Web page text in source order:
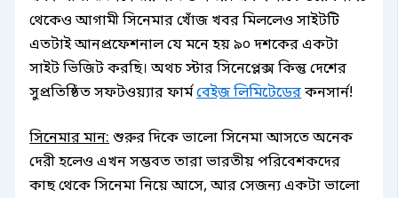
থেকেও আগামী সিনেমার খোঁজ খবর মিললেও সাইটটি
এতটাই আনপ্রফেশনাল যে মনে হয় ৯০ দশকের একটা
সাইট ভিজিট করছি। অথচ স্টার সিনেপ্লেক্স কিন্তু দেশের
সুপ্রতিষ্ঠিত সফটওয়্যার ফার্মবেইজ লিমিটেডেরকনসার্ন!
সিনেমার মান:শুরুর দিকে ভালো সিনেমা আসতে অনেক
দেরী হলেও এখন সম্ভবত তারা ভারতীয় পরিবেশকদের
কাছ থেকে সিনেমা নিয়ে আসে, আর সেজন্য একটা ভালো